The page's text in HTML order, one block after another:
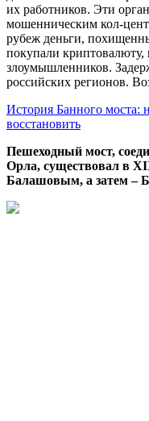
их работников. Эти
мошенническим кол-
рубеж деньги,
покупали криптовалюту,
злоумышленников.
российских регионов.
История Банного моста:
восстановить
Пешеходный мост,
Орла, существовал в
Балашовым, а затем –